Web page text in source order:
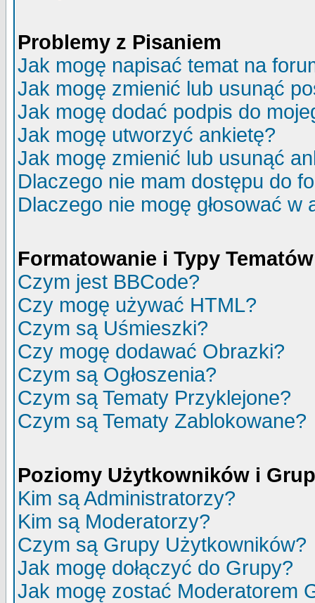
Problemy z Pisaniem
Jak mogę napisać temat na
Jak mogę zmienić lub usunąć
Jak mogę dodać podpis do
Jak mogę utworzyć ankietę?
Jak mogę zmienić lub usunąć
Dlaczego nie mam dostępu do
Dlaczego nie mogę głosować w
Formatowanie i Typy Tematów
Czym jest BBCode?
Czy mogę używać HTML?
Czym są Uśmieszki?
Czy mogę dodawać Obrazki?
Czym są Ogłoszenia?
Czym są Tematy Przyklejone?
Czym są Tematy Zablokowane?
Poziomy Użytkowników i
Kim są Administratorzy?
Kim są Moderatorzy?
Czym są Grupy Użytkowników?
Jak mogę dołączyć do Grupy?
Jak mogę zostać Moderatorem